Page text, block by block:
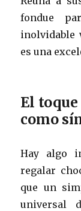
fondue
inolvidable
es una
El
como
Hay algo
regalar
que un
universal